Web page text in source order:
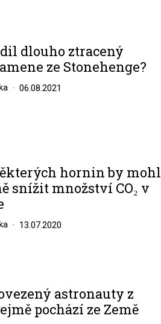
dlouho ztracený
ze Stonehenge?
06.08.2021
hornin by mohl
snížit množství CO₂ v
13.07.2020
astronauty z
pochází ze Země